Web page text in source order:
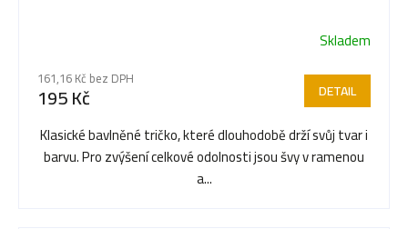
Skladem
161,16 Kč bez DPH
195 Kč DETAIL
Klasické bavlněné tričko, které dlouhodobě drží svůj tvar i
barvu. Pro zvýšení celkové odolnosti jsou švy v ramenou
a...